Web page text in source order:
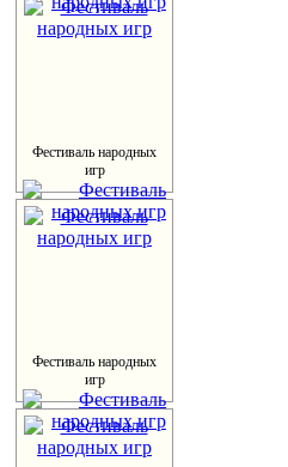
Фестиваль народных
игр
Фестиваль народных
игр